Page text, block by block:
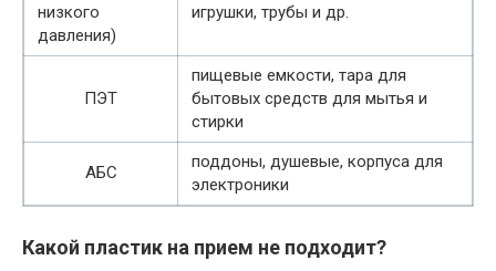
низкого
давления)
игрушки, трубы и др.
ПЭТ
пищевые емкости, тара для
бытовых средств для мытья и
стирки
АБС
поддоны, душевые, корпуса для
электроники
Какой пластик на прием не подходит?